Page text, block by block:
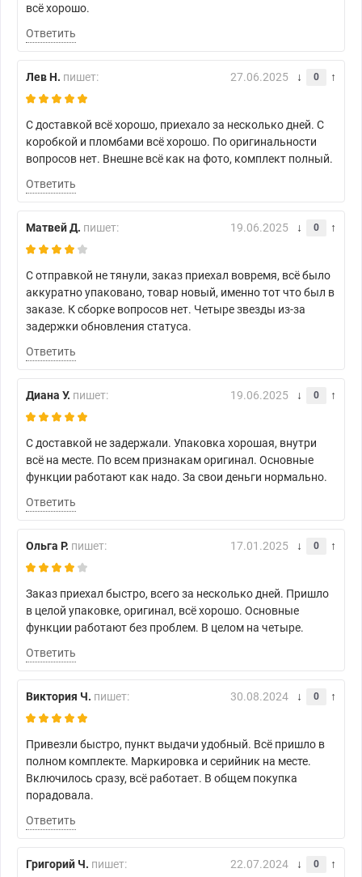
всё хорошо.
Ответить
Лев Н. пишет: 27.06.2025 0
С доставкой всё хорошо, приехало за несколько дней. С
коробкой и пломбами всё хорошо. По оригинальности
вопросов нет. Внешне всё как на фото, комплект полный.
Ответить
Матвей Д. пишет: 19.06.2025 0
С отправкой не тянули, заказ приехал вовремя, всё было
аккуратно упаковано, товар новый, именно тот что был в
заказе. К сборке вопросов нет. Четыре звезды из-за
задержки обновления статуса.
Ответить
Диана У. пишет: 19.06.2025 0
С доставкой не задержали. Упаковка хорошая, внутри
всё на месте. По всем признакам оригинал. Основные
функции работают как надо. За свои деньги нормально.
Ответить
Ольга Р. пишет: 17.01.2025 0
Заказ приехал быстро, всего за несколько дней. Пришло
в целой упаковке, оригинал, всё хорошо. Основные
функции работают без проблем. В целом на четыре.
Ответить
Виктория Ч. пишет: 30.08.2024 0
Привезли быстро, пункт выдачи удобный. Всё пришло в
полном комплекте. Маркировка и серийник на месте.
Включилось сразу, всё работает. В общем покупка
порадовала.
Ответить
Григорий Ч. пишет: 22.07.2024 0